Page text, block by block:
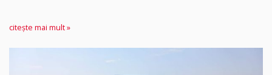
citește mai mult »